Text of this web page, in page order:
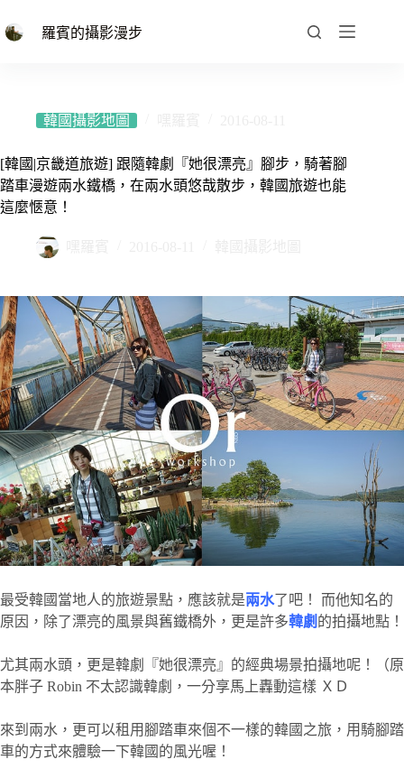
至
羅賓的攝影漫步
韓國攝影地圖
[韓國|京畿道旅遊] 跟隨韓劇『她很漂亮』腳步，騎著腳
踏車漫遊兩水鐵橋，在兩水頭悠哉散步，韓國旅遊也能
這麼愜意！
最受韓國當地人的旅遊景點，應該就是兩水了吧！ 而他知名的
原因，除了漂亮的風景與舊鐵橋外，更是許多韓劇 的拍攝地點！
尤其兩水頭，更是韓劇『她很漂亮』的經典場景拍攝地呢！（原
本胖子 Robin 不太認識韓劇，一分享馬上轟動這樣 ＸＤ
來到兩水，更可以租用腳踏車來個不一樣的韓國之旅，用騎腳踏
車的方式來體驗一下韓國的風光喔！